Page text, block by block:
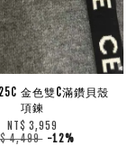
25C 金色雙C滿鑽貝殼
項鍊
NT$ 3,959
4,499 -12%